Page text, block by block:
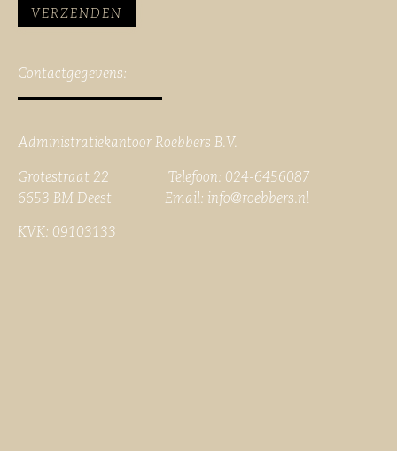
Contactgegevens:
Administratiekantoor Roebbers B.V.
Grotestraat 22 Telefoon: 024-6456087
6653 BM Deest Email: info@roebbers.nl
KVK: 09103133